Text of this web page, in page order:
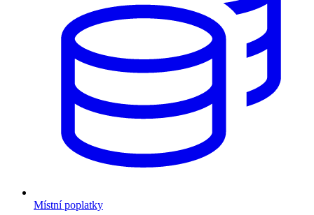
Místní poplatky